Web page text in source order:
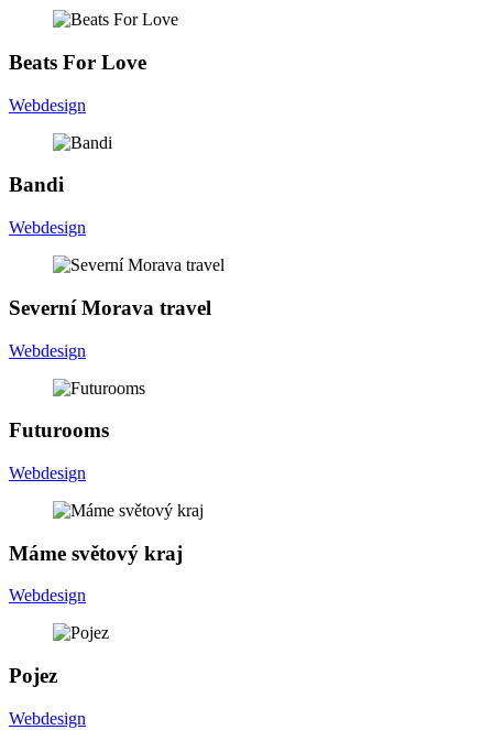
Beats For Love
Webdesign
Bandi
Webdesign
Severní Morava travel
Webdesign
Futurooms
Webdesign
Máme světový kraj
Webdesign
Pojez
Webdesign